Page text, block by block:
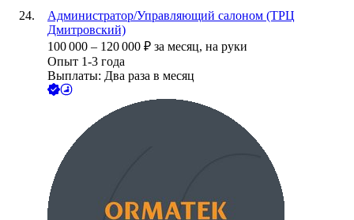
Администратор/Управляющий салоном (ТРЦ
Дмитровский)
100 000 – 120 000 ₽ за месяц, на руки
Опыт 1-3 года
Выплаты: Два раза в месяц